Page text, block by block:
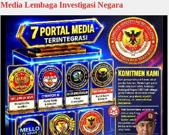
Media Lembaga Investigasi Negara